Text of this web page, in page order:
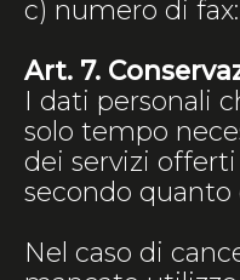
c) numero di fax:
Art. 7.
I dati personali
solo tempo
dei servizi
secondo quanto
Nel caso di